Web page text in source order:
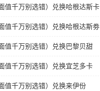
值千万别选错）兑换哈根达斯卡
值千万别选错）兑换哈根达斯劵
值千万别选错）兑换巴黎贝甜
值千万别选错）兑换宜芝多卡
值千万别选错）兑换来伊份